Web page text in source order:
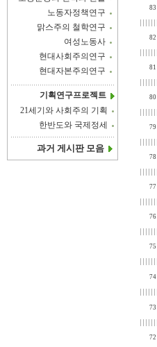
노동자정책연구
맑스주의 철학연구
여성노동사
현대사회주의연구
현대자본주의연구
기획연구프로젝트
21세기와 사회주의 기획
한반도와 국제정세
과거 게시판 모음
83
82
81
80
79
78
77
76
75
74
73
72